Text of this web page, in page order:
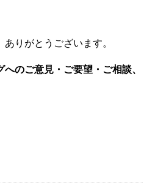
りがとうございます。
へのご意見・ご要望・ご相談、